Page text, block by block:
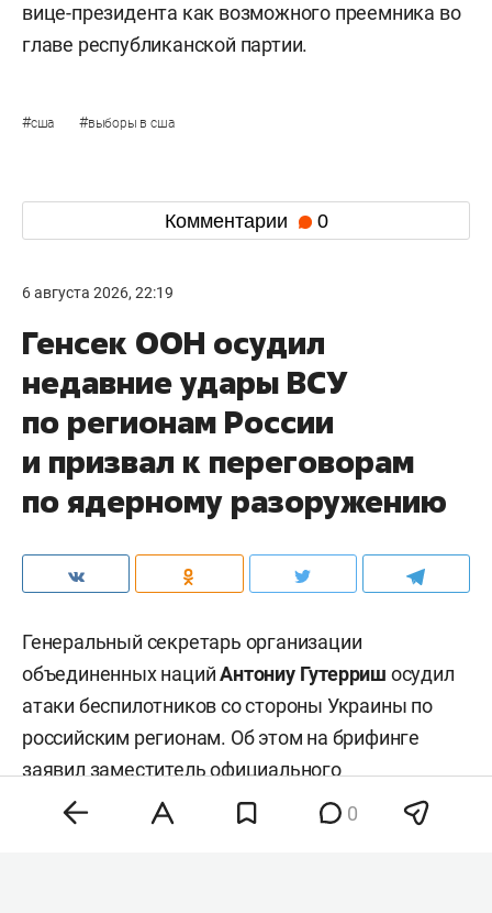
вице-президента как возможного преемника во
главе республиканской партии.
#сша #выборы в сша
Комментарии 0
6 августа 2026, 22:19
Генсек ООН осудил
недавние удары ВСУ
по регионам России
и призвал к переговорам
по ядерному разоружению
Генеральный секретарь организации
объединенных нацийАнтониу Гутерриш осудил
атаки беспилотников со стороны Украины по
российским регионам. Об этом на брифинге
заявил заместитель официального
представителя главы всемирной организации
0